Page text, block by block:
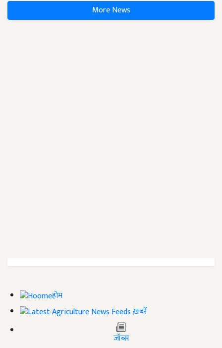
More News
होम
ख़बरें
जॉब्स